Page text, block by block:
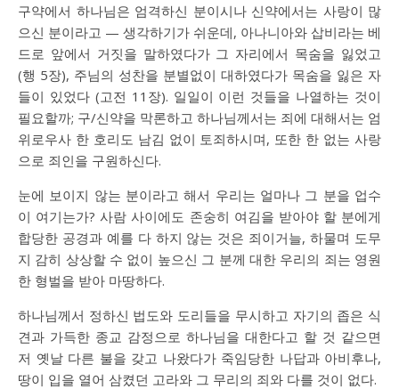
구약에서 하나님은 엄격하신 분이시나 신약에서는 사랑이 많
으신 분이라고 — 생각하기가 쉬운데, 아나니아와 삽비라는 베
드로 앞에서 거짓을 말하였다가 그 자리에서 목숨을 잃었고
(행 5장), 주님의 성찬을 분별없이 대하였다가 목숨을 잃은 자
들이 있었다 (고전 11장). 일일이 이런 것들을 나열하는 것이
필요할까; 구/신약을 막론하고 하나님께서는 죄에 대해서는 엄
위로우사 한 호리도 남김 없이 토죄하시며, 또한 한 없는 사랑
으로 죄인을 구원하신다.
눈에 보이지 않는 분이라고 해서 우리는 얼마나 그 분을 업수
이 여기는가? 사람 사이에도 존숭히 여김을 받아야 할 분에게
합당한 공경과 예를 다 하지 않는 것은 죄이거늘, 하물며 도무
지 감히 상상할 수 없이 높으신 그 분께 대한 우리의 죄는 영원
한 형벌을 받아 마땅하다.
하나님께서 정하신 법도와 도리들을 무시하고 자기의 좁은 식
견과 가득한 종교 감정으로 하나님을 대한다고 할 것 같으면
저 옛날 다른 불을 갖고 나왔다가 죽임당한 나답과 아비후나,
땅이 입을 열어 삼켰던 고라와 그 무리의 죄와 다를 것이 없다.